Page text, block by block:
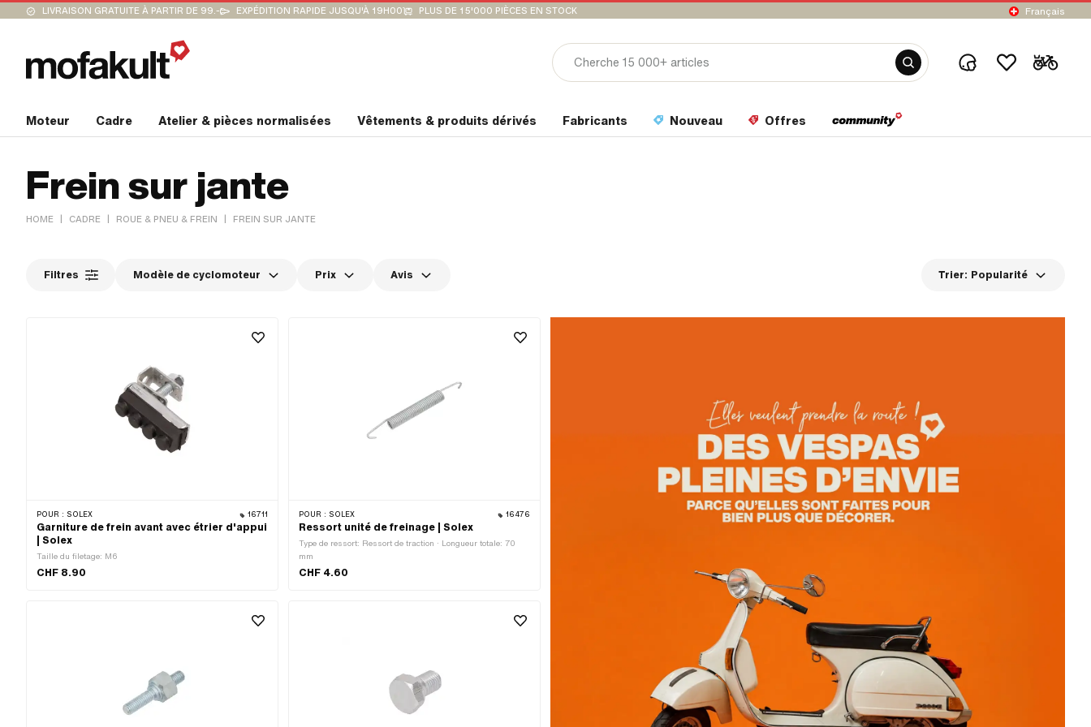
LIVRAISON GRATUITE À PARTIR DE 99.- EXPÉDITION RAPIDE JUSQU'À 19H00 PLUS DE 15'000 PIÈCES EN STOCK Français
Moteur Cadre Atelier & pièces normalisées Vêtements & produits dérivés Fabricants Nouveau Offres
Frein sur jante
HOME | CADRE | ROUE & PNEU & FREIN | FREIN SUR JANTE
Filtres Modèle de cyclomoteur Prix Avis Trier: Popularité
POUR : SOLEX 16711
Garniture de frein avant avec étrier d'appui
| Solex
Taille du filetage: M6
CHF 8.90
POUR : SOLEX 16476
Ressort unité de freinage | Solex
Type de ressort: Ressort de traction · Longueur totale: 70
mm
CHF 4.60